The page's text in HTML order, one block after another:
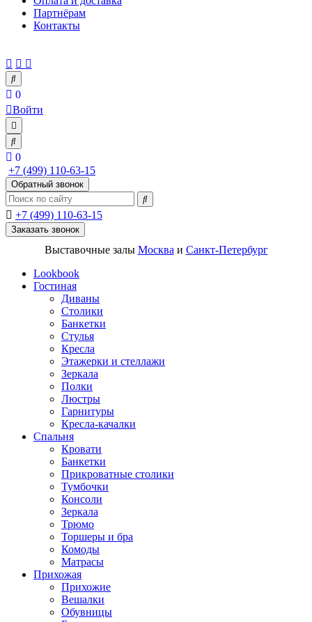
Партнёрам
Контакты
0
Войти
0
+7 (499) 110-63-15
Обратный звонок
+7 (499) 110-63-15
Заказать звонок
Выставочные залы Москва и Санкт-Петербург
Lookbook
Гостиная
Диваны
Столики
Банкетки
Стулья
Кресла
Этажерки и стеллажи
Зеркала
Полки
Люстры
Гарнитуры
Кресла-качалки
Спальня
Кровати
Банкетки
Прикроватные столики
Тумбочки
Консоли
Зеркала
Трюмо
Торшеры и бра
Комоды
Матрасы
Прихожая
Прихожие
Вешалки
Обувницы